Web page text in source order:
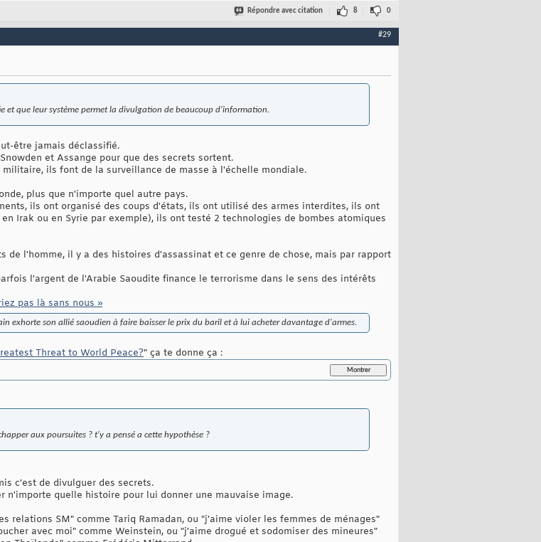
Répondre avec citation 8 0
#29
et que leur système permet la divulgation de beaucoup d'information.
être jamais déclassifié.
et Assange pour que des secrets sortent.
ils font de la surveillance de masse à l'échelle mondiale.
plus que n'importe quel autre pays.
ils ont organisé des coups d'états, ils ont utilisé des armes interdites, ils ont
Irak ou en Syrie par exemple), ils ont testé 2 technologies de bombes atomiques
l'homme, il y a des histoires d'assassinat et ce genre de chose, mais par rapport
l'argent de l'Arabie Saoudite finance le terrorisme dans le sens des intérêts
pas là sans nous »
exhorte son allié saoudien à faire baisser le prix du baril et à lui acheter davantage d'armes.
Threat to World Peace?" ça te donne ça :
aux poursuites ? t'y a pensé a cette hypothèse ?
c'est de divulguer des secrets.
n'importe quelle histoire pour lui donner une mauvaise image.
relations SM" comme Tariq Ramadan, ou "j'aime violer les femmes de ménages"
avec moi" comme Weinstein, ou "j'aime drogué et sodomiser des mineures"